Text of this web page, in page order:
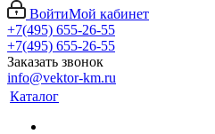
ВойтиМой кабинет
+7(495) 655-26-55
+7(495) 655-26-55
Заказать звонок
info@vektor-km.ru
Каталог